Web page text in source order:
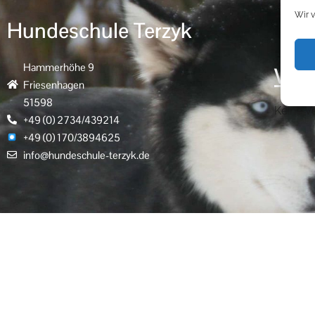
Wir
Hundeschule Terzyk
Hammerhöhe 9
Friesenhagen
51598
+49 (0) 2734/439214
+49 (0) 170/3894625
info@hundeschule-terzyk.de
Keine